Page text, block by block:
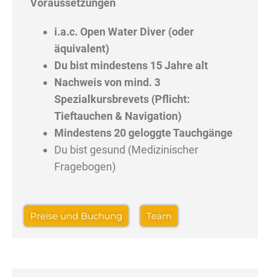
Voraussetzungen
i.a.c. Open Water Diver (oder
äquivalent)
Du bist mindestens 15 Jahre alt
Nachweis von mind. 3
Spezialkursbrevets (Pflicht:
Tieftauchen & Navigation)
Mindestens 20 geloggte Tauchgänge
Du bist gesund (Medizinischer
Fragebogen)
Preise und Buchung Team